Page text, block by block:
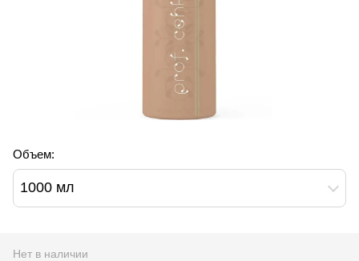
Объем:
1000 мл
Нет в наличии